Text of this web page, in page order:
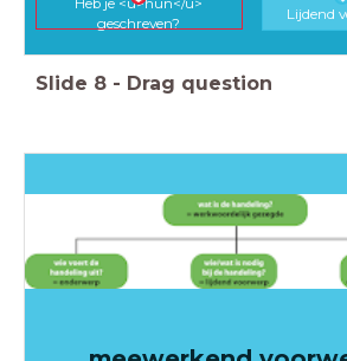
Heb je <u>hun</u>
geschreven?
Lijdend
Slide 8 - Drag question